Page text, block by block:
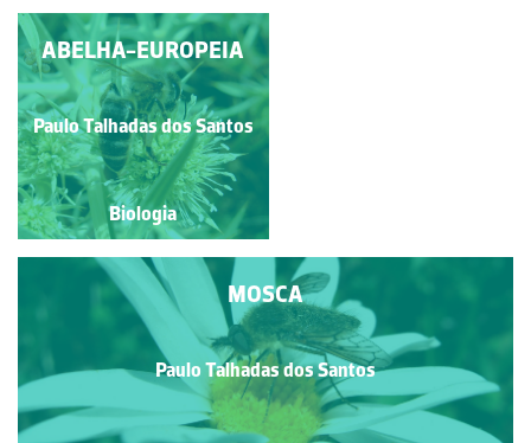
MOSCA
Paulo Talhadas dos Santos
Biologia
ABELHA-EUROPEIA
Paulo Talhadas dos Santos
Biologia
MOSCA
Paulo Talhadas dos Santos